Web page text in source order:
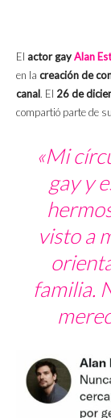
El actor gayAlan
en la creación de
canal. El 26 de
compartió parte de
«Mi
gay y
visto a
familia.